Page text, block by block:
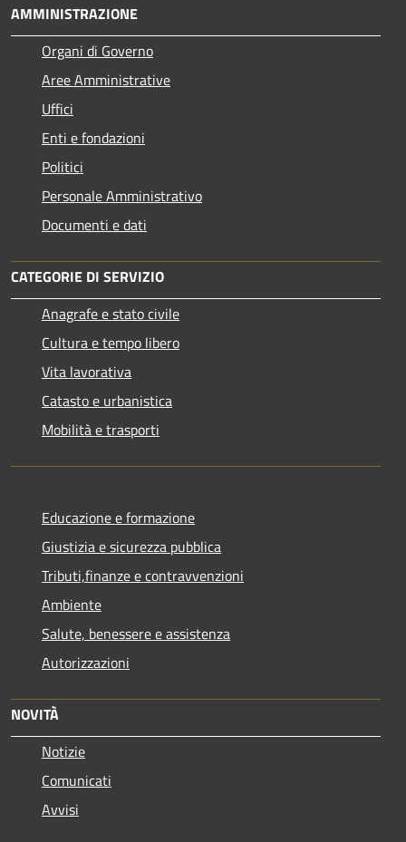
AMMINISTRAZIONE
Organi di Governo
Aree Amministrative
Uffici
Enti e fondazioni
Politici
Personale Amministrativo
Documenti e dati
CATEGORIE DI SERVIZIO
Anagrafe e stato civile
Cultura e tempo libero
Vita lavorativa
Catasto e urbanistica
Mobilità e trasporti
Educazione e formazione
Giustizia e sicurezza pubblica
Tributi,finanze e contravvenzioni
Ambiente
Salute, benessere e assistenza
Autorizzazioni
NOVITÀ
Notizie
Comunicati
Avvisi